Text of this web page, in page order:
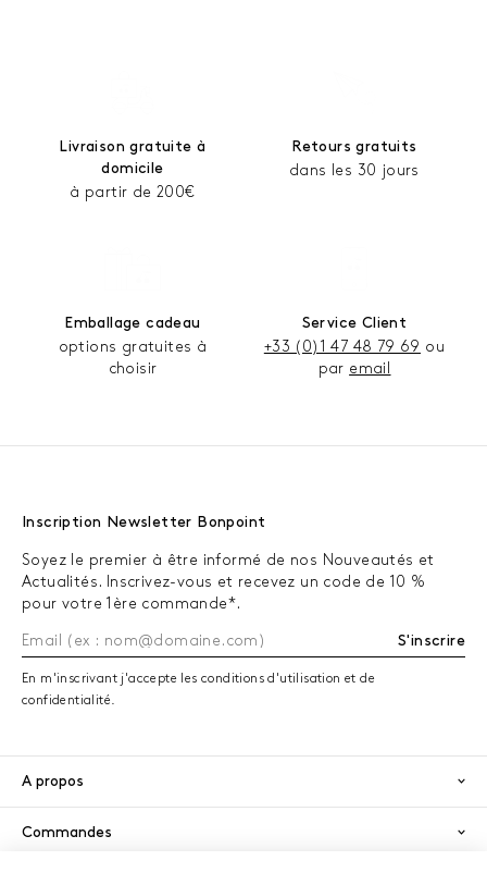
Livraison gratuite à
domicile
à partir de 200€
Retours gratuits
dans les 30 jours
Emballage cadeau
options gratuites à
choisir
Service Client
+33 (0)1 47 48 79 69 ou
par email
Inscription Newsletter Bonpoint
Soyez le premier à être informé de nos Nouveautés et
Actualités. Inscrivez-vous et recevez un code de 10 %
pour votre 1ère commande*.
S'inscrire
En m'inscrivant j'accepte les conditions d'utilisation et de
confidentialité.
A propos
Commandes